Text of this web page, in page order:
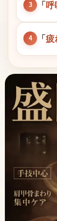
3 「呼
4 「疲